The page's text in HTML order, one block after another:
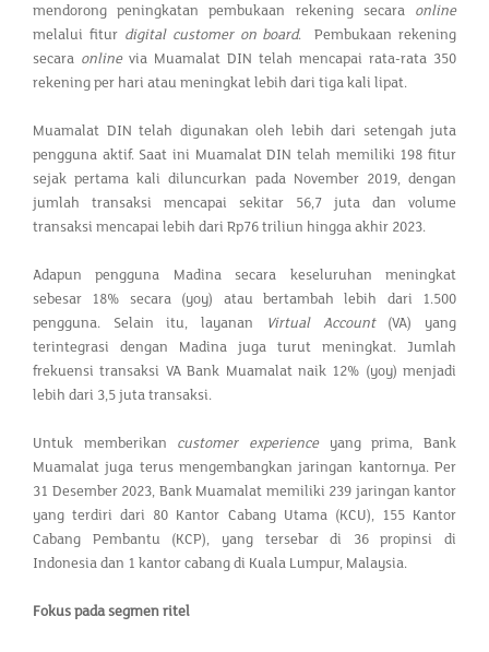
mendorong peningkatan pembukaan rekening secara online
melalui fitur digital customer on board. Pembukaan rekening
secara onlinevia Muamalat DIN telah mencapai rata-rata 350
rekening per hari atau meningkat lebih dari tiga kali lipat.
Muamalat DIN telah digunakan oleh lebih dari setengah juta
pengguna aktif. Saat ini Muamalat DIN telah memiliki 198 fitur
sejak pertama kali diluncurkan pada November 2019, dengan
jumlah transaksi mencapai sekitar 56,7 juta dan volume
transaksi mencapai lebih dari Rp76 triliun hingga akhir 2023.
Adapun pengguna Madina secara keseluruhan meningkat
sebesar 18% secara (yoy) atau bertambah lebih dari 1.500
pengguna. Selain itu, layanan
Virtual Account(VA) yang
terintegrasi dengan Madina juga turut meningkat. Jumlah
frekuensi transaksi VA Bank Muamalat naik 12% (yoy) menjadi
lebih dari 3,5 juta transaksi.
Untuk memberikan customer experienceyang prima, Bank
Muamalat juga terus mengembangkan jaringan kantornya. Per
31 Desember 2023, Bank Muamalat memiliki 239 jaringan kantor
yang terdiri dari 80 Kantor Cabang Utama (KCU), 155 Kantor
Cabang Pembantu (KCP), yang tersebar di 36 propinsi di
Indonesia dan 1 kantor cabang di Kuala Lumpur, Malaysia.
Fokus pada segmen ritel